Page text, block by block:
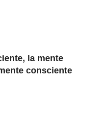
la mente
consciente